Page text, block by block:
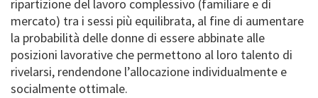
ripartizione del lavoro complessivo (familiare e di
mercato) tra i sessi più equilibrata, al fine di aumentare
la probabilità delle donne di essere abbinate alle
posizioni lavorative che permettono al loro talento di
rivelarsi, rendendone l’allocazione individualmente e
socialmente ottimale.